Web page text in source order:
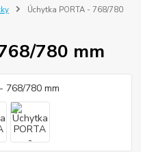
Úchytka PORTA - 768/780
780 mm